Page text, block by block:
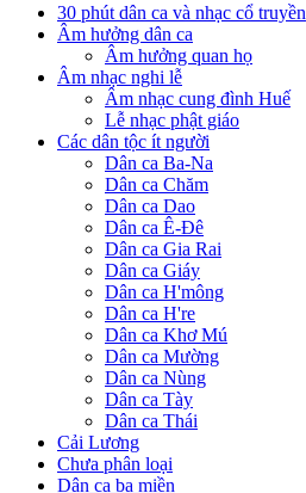
30 phút dân ca và nhạc cổ truyền
Âm hưởng dân ca
Âm hưởng quan họ
Âm nhạc nghi lễ
Âm nhạc cung đình Huế
Lễ nhạc phật giáo
Các dân tộc ít người
Dân ca Ba-Na
Dân ca Chăm
Dân ca Dao
Dân ca Ê-Đê
Dân ca Gia Rai
Dân ca Giáy
Dân ca H'mông
Dân ca H're
Dân ca Khơ Mú
Dân ca Mường
Dân ca Nùng
Dân ca Tày
Dân ca Thái
Cải Lương
Chưa phân loại
Dân ca ba miền